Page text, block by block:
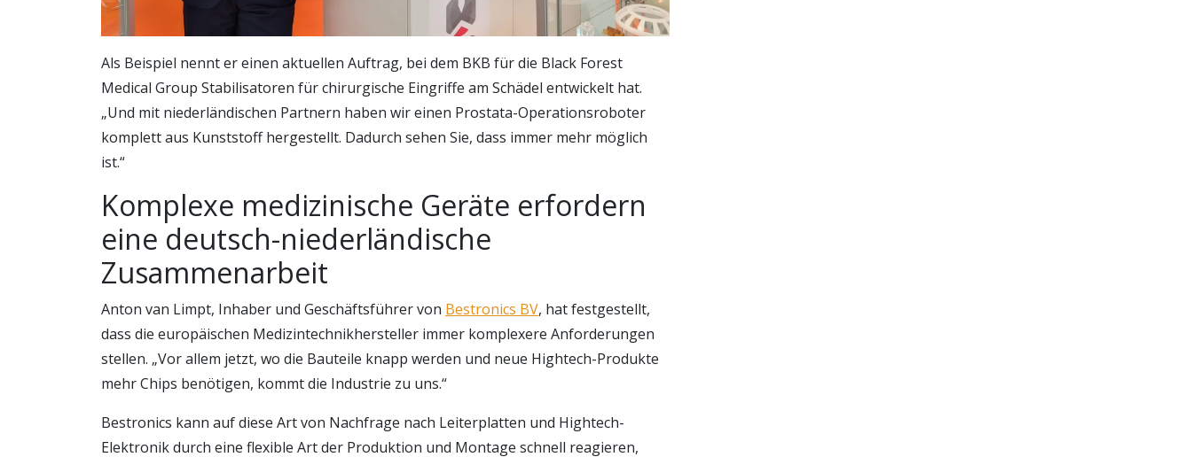
Als Beispiel nennt er einen aktuellen Auftrag, bei dem BKB für die Black Forest
Medical Group Stabilisatoren für chirurgische Eingriffe am Schädel entwickelt hat.
„Und mit niederländischen Partnern haben wir einen Prostata-Operationsroboter
komplett aus Kunststoff hergestellt. Dadurch sehen Sie, dass immer mehr möglich
ist.“
Komplexe medizinische Geräte erfordern
eine deutsch-niederländische
Zusammenarbeit
Anton van Limpt, Inhaber und Geschäftsführer von Bestronics BV, hat festgestellt,
dass die europäischen Medizintechnikhersteller immer komplexere Anforderungen
stellen. „Vor allem jetzt, wo die Bauteile knapp werden und neue Hightech-Produkte
mehr Chips benötigen, kommt die Industrie zu uns.“
Bestronics kann auf diese Art von Nachfrage nach Leiterplatten und Hightech-
Elektronik durch eine flexible Art der Produktion und Montage schnell reagieren,